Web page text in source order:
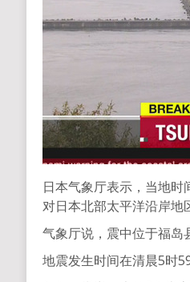
日本气象厅表示，当地
对日本北部太平洋沿岸地
气象厅说，震中位于福岛
地震发生时间在清晨5时